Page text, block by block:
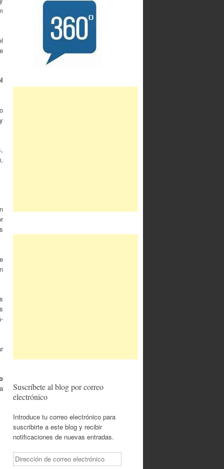
Suscríbete al blog por correo
electrónico
Introduce tu correo electrónico para
suscribirte a este blog y recibir
notificaciones de nuevas entradas.
Dirección
de